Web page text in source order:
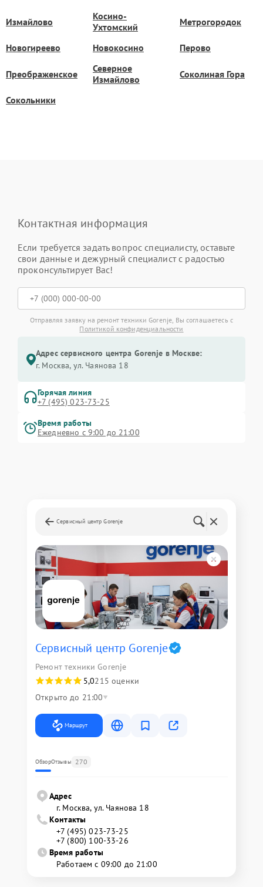
Измайлово
Косино-
Ухтомский
Метрогородок
Новогиреево Новокосино Перово
Преображенское
Северное
Измайлово
Соколиная Гора
Сокольники
Контактная информация
Если требуется задать вопрос специалисту, оставьте
свои данные и дежурный специалист с радостью
проконсультирует Вас!
Отправляя заявку на ремонт техники Gorenje, Вы соглашаетесь с
Политикой конфиденциальности
Адрес сервисного центра Gorenje в Москве:
г. Москва, ул. Чаянова 18
Горячая линия
+7 (495) 023-73-25
Время работы
Ежедневно с 9:00 до 21:00
Сервисный центр Gorenje
Сервисный центр Gorenje
Ремонт техники Gorenje
5,0215 оценки
Открыто до 21:00
Маршрут
ОбзорОтзывы 270
Адрес
г. Москва, ул. Чаянова 18
Контакты
+7 (495) 023-73-25
+7 (800) 100-33-26
Время работы
Работаем с 09:00 до 21:00